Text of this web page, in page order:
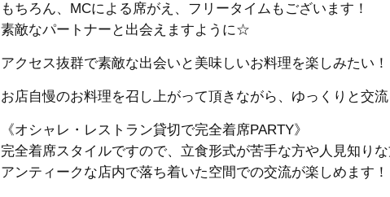
もちろん、MCによる席がえ、フリータイムもございます！
素敵なパートナーと出会えますように☆
アクセス抜群で素敵な出会いと美味しいお料理を楽しみたい
お店自慢のお料理を召し上がって頂きながら、ゆっくりと交
《オシャレ・レストラン貸切で完全着席PARTY》
完全着席スタイルですので、立食形式が苦手な方や人見知り
アンティークな店内で落ち着いた空間での交流が楽しめます！